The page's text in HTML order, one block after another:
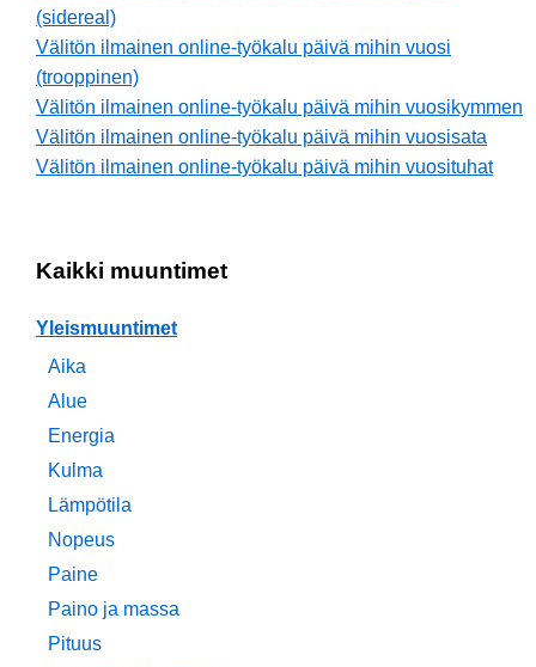
(sidereal)
Välitön ilmainen online-työkalu päivä mihin vuosi
(trooppinen)
Välitön ilmainen online-työkalu päivä mihin vuosikymmen
Välitön ilmainen online-työkalu päivä mihin vuosisata
Välitön ilmainen online-työkalu päivä mihin vuosituhat
Kaikki muuntimet
Yleismuuntimet
Aika
Alue
Energia
Kulma
Lämpötila
Nopeus
Paine
Paino ja massa
Pituus